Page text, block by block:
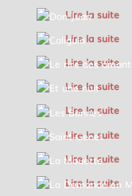
Lire la suite
Lire la suite
Lire la suite
Lire la suite
Lire la suite
Lire la suite
Lire la suite
Lire la suite